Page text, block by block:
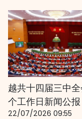
越共十四届三中
个工作日新闻公报
22/07/2026 09:55